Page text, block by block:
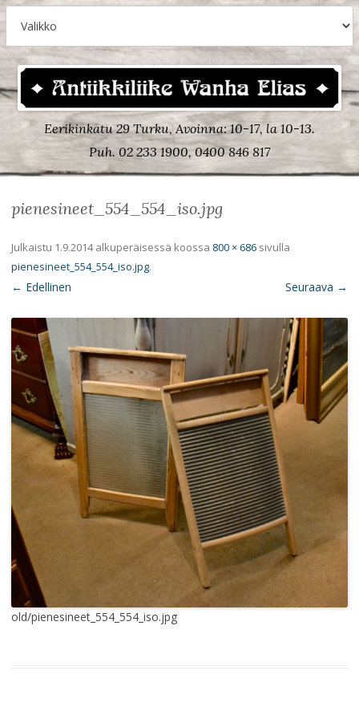
Eerikinkatu 29 Turku, Avoinna: 10-17, la 10-13.
Puh. 02 233 1900, 0400 846 817
pienesineet_554_554_iso.jpg
Julkaistu 1.9.2014alkuperäisessä koossa 800 × 686 sivulla
pienesineet_554_554_iso.jpg.
← Edellinen Seuraava →
old/pienesineet_554_554_iso.jpg